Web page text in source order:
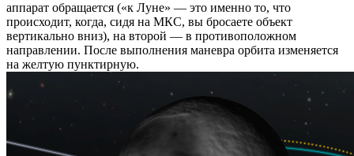
аппарат обращается («к Луне» — это именно то, что
происходит, когда, сидя на МКС, вы бросаете объект
вертикально вниз), на второй — в противоположном
направлении. После выполнения маневра орбита изменяется
на желтую пунктирную.